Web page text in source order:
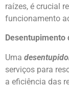
raízes, é crucial
funcionamento
Desentupimento
Uma
serviços para
a eficiência das